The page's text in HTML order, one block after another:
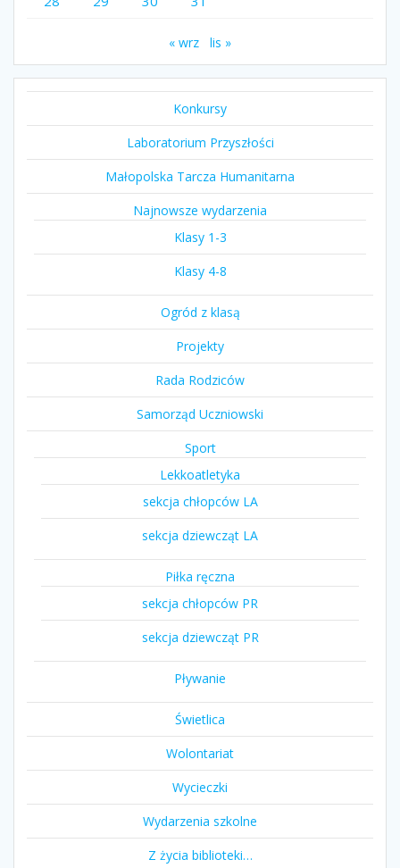
« wrz lis »
Konkursy
Laboratorium Przyszłości
Małopolska Tarcza Humanitarna
Najnowsze wydarzenia
Klasy 1-3
Klasy 4-8
Ogród z klasą
Projekty
Rada Rodziców
Samorząd Uczniowski
Sport
Lekkoatletyka
sekcja chłopców LA
sekcja dziewcząt LA
Piłka ręczna
sekcja chłopców PR
sekcja dziewcząt PR
Pływanie
Świetlica
Wolontariat
Wycieczki
Wydarzenia szkolne
Z życia biblioteki…